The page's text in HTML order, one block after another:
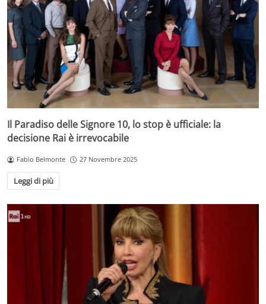
Il Paradiso delle Signore 10, lo stop è ufficiale: la
decisione Rai è irrevocabile
Fabio Belmonte 27 Novembre 2025
Leggi di più